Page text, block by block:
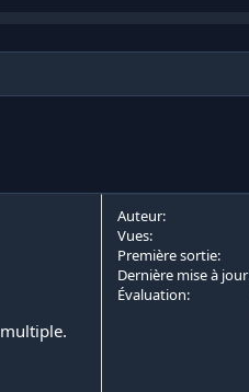
Auteur
Vues
Première sortie
Dernière mise à jour
Évaluation